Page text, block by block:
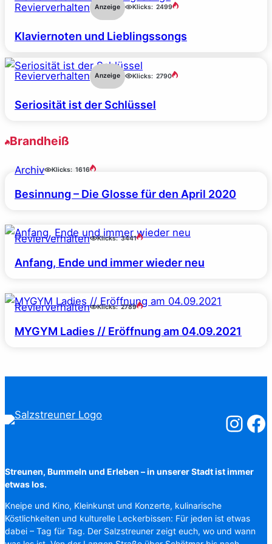
Revierverhalten Anzeige Klicks: 2499
Klaviernoten und Lieblingssongs
Revierverhalten Anzeige Klicks: 2790
Seriosität ist der Schlüssel
Brandheiß
Archiv Klicks: 1616
Besinnung – Die Glosse für den April 2020
Revierverhalten Klicks: 3441
Anfang, Ende und immer wieder neu
Revierverhalten Klicks: 2789
MYGYM Ladies // Eröffnung am 04.09.2021
Streunen, Bummeln und Erleben – in unserer Stadt ist immer
etwas los.
Kneipe und Kino, Kleinkunst und Konzerte, kulinarische
Köstlichkeiten und kulturelle Leckerbissen: Für jeden ist etwas
dabei – Tag für Tag. Der Salzstreuner zeigt euch, wo und wann